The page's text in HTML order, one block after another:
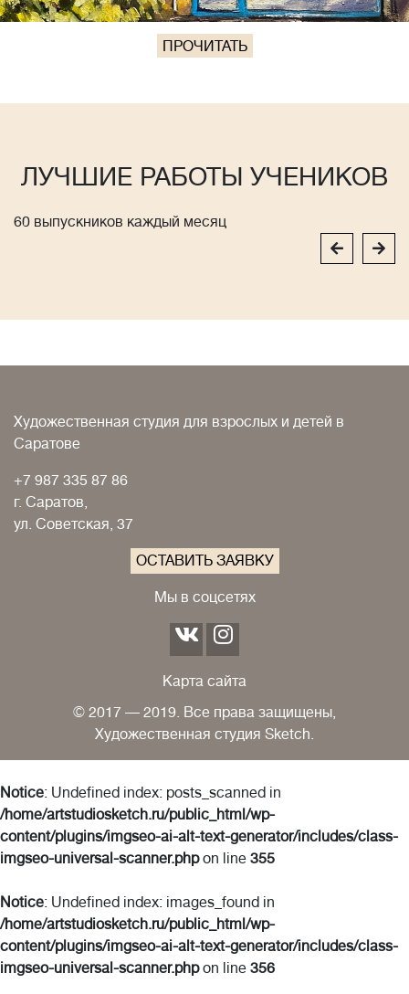
ПРОЧИТАТЬ
ЛУЧШИЕ РАБОТЫ УЧЕНИКОВ
60 выпускников каждый месяц
Художественная студия для взрослых и детей в
Саратове
+7 987 335 87 86
г. Саратов,
ул. Советская, 37
ОСТАВИТЬ ЗАЯВКУ
Мы в соцсетях
Карта сайта
© 2017 — 2019. Все права защищены,
Художественная студия Sketch.
Notice: Undefined index: posts_scanned in
/home/artstudiosketch.ru/public_html/wp-
content/plugins/imgseo-ai-alt-text-generator/includes/class-
imgseo-universal-scanner.phpon line 355
Notice: Undefined index: images_found in
/home/artstudiosketch.ru/public_html/wp-
content/plugins/imgseo-ai-alt-text-generator/includes/class-
imgseo-universal-scanner.phpon line 356